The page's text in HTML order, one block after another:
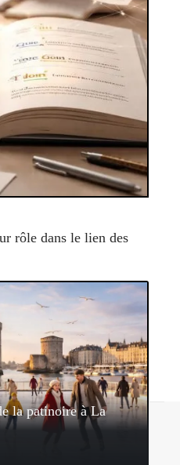
rôle dans le lien des
la patinoire à La
légales Sitemap